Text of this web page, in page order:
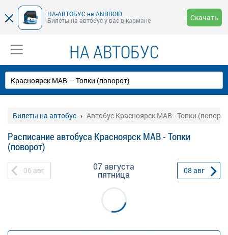
НА-АВТОБУС на ANDROID
Билеты на автобус у вас в кармане
Скачать
НА АВТОБУС
Билеты на автобус Автобус Красноярск МАВ - Топки
Расписание автобуса Красноярск МАВ - Топки
(поворот)
06 авг 07 августа
пятница 08 авг